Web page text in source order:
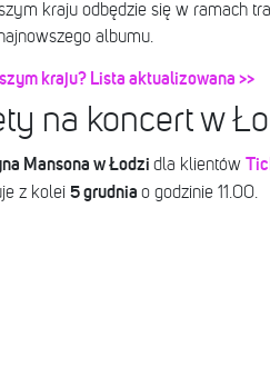
kraju odbędzie się w ramach
albumu.
kraju? Lista aktualizowana >>
na koncert w
Mansona w Łodzi dla klientów
z kolei 5 grudnia o godzinie 11.00.